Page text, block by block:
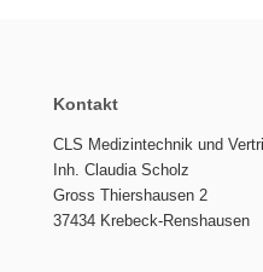
Kontakt
CLS Medizintechnik und
Inh. Claudia Scholz
Gross Thiershausen 2
37434 Krebeck-Renshausen